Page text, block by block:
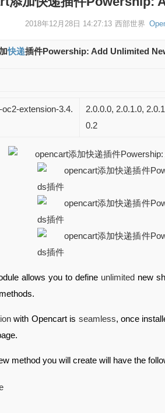
2018年12月28日 14:27:13 西部世界
快递插件Powership: Add Unlimited
oc2-extension-3.4.
2.0.0.0, 2.0.1.0,
0.2
allows you to define unlimitednew
with Opencart is seamless, once
method you will create will have the